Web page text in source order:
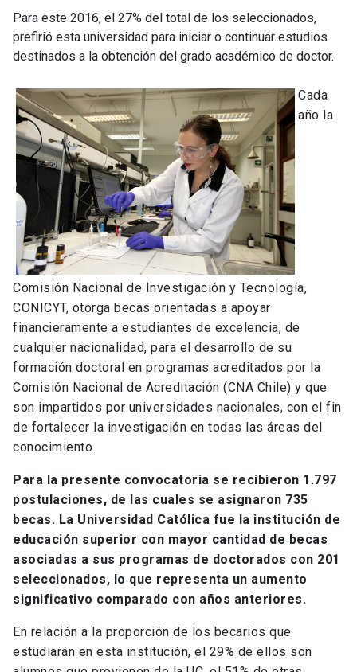
Para este 2016, el 27% del total de los seleccionados,
prefirió esta universidad para iniciar o continuar estudios
destinados a la obtención del grado académico de doctor.
Cada
año la
Comisión Nacional de Investigación y Tecnología,
CONICYT, otorga becas orientadas a apoyar
financieramente a estudiantes de excelencia, de
cualquier nacionalidad, para el desarrollo de su
formación doctoral en programas acreditados por la
Comisión Nacional de Acreditación (CNA Chile) y que
son impartidos por universidades nacionales, con el fin
de fortalecer la investigación en todas las áreas del
conocimiento.
Para la presente convocatoria se recibieron 1.797
postulaciones, de las cuales se asignaron 735
becas. La Universidad Católica fue la institución de
educación superior con mayor cantidad de becas
asociadas a sus programas de doctorados con 201
seleccionados, lo que representa un aumento
significativo comparado con años anteriores.
En relación a la proporción de los becarios que
estudiarán en esta institución, el 29% de ellos son